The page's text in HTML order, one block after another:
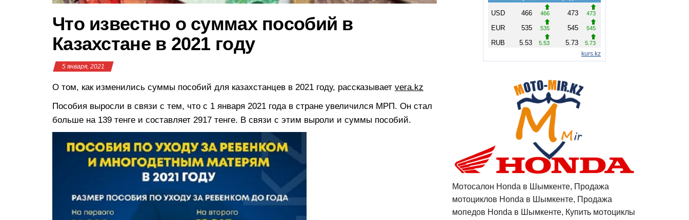
Что известно о суммах пособий в
Казахстане в 2021 году
5 января, 2021
О том, как изменились суммы пособий для казахстанцев в 2021 году, рассказывает vera.kz
Пособия выросли в связи с тем, что с 1 января 2021 года в стране увеличился МРП. Он стал
больше на 139 тенге и составляет 2917 тенге. В связи с этим выроли и суммы пособий.
Мотосалон Honda в Шымкенте, Продажа
мотоциклов Honda в Шымкенте, Продажа
мопедов Honda в Шымкенте, Купить мотоциклы